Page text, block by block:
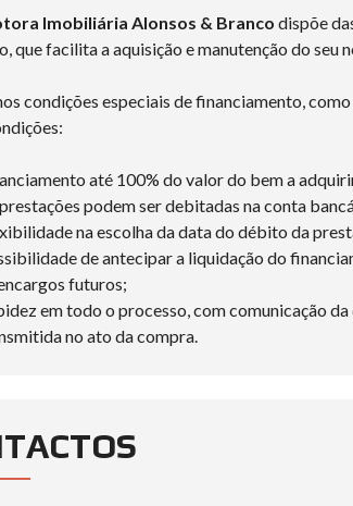
Imobiliária Alonsos & Branco dispõe
que facilita a aquisição e manutenção do seu
condições especiais de financiamento,
até 100% do valor do bem a
podem ser debitadas na conta
na escolha da data do débito da
de antecipar a liquidação do
futuros;
em todo o processo, com comunicação
no ato da compra.